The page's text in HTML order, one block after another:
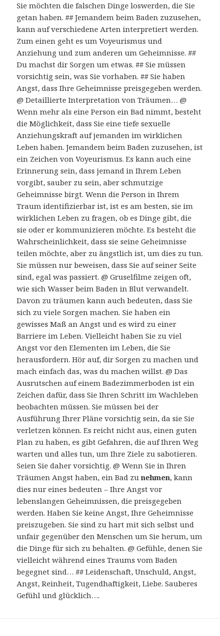
Sie möchten die falschen Dinge loswerden, die Sie
getan haben. ## Jemandem beim Baden zuzusehen,
kann auf verschiedene Arten interpretiert werden.
Zum einen geht es um Voyeurismus und
Anziehung und zum anderen um Geheimnisse. ##
Du machst dir Sorgen um etwas. ## Sie müssen
vorsichtig sein, was Sie vorhaben. ## Sie haben
Angst, dass Ihre Geheimnisse preisgegeben werden.
@ Detaillierte Interpretation von Träumen… @
Wenn mehr als eine Person ein Bad nimmt, besteht
die Möglichkeit, dass Sie eine tiefe sexuelle
Anziehungskraft auf jemanden im wirklichen
Leben haben. Jemandem beim Baden zuzusehen, ist
ein Zeichen von Voyeurismus. Es kann auch eine
Erinnerung sein, dass jemand in Ihrem Leben
vorgibt, sauber zu sein, aber schmutzige
Geheimnisse birgt. Wenn die Person in Ihrem
Traum identifizierbar ist, ist es am besten, sie im
wirklichen Leben zu fragen, ob es Dinge gibt, die
sie oder er kommunizieren möchte. Es besteht die
Wahrscheinlichkeit, dass sie seine Geheimnisse
teilen möchte, aber zu ängstlich ist, um dies zu tun.
Sie müssen nur beweisen, dass Sie auf seiner Seite
sind, egal was passiert. @ Gruselfilme zeigen oft,
wie sich Wasser beim Baden in Blut verwandelt.
Davon zu träumen kann auch bedeuten, dass Sie
sich zu viele Sorgen machen. Sie haben ein
gewisses Maß an Angst und es wird zu einer
Barriere im Leben. Vielleicht haben Sie zu viel
Angst vor den Elementen im Leben, die Sie
herausfordern. Hör auf, dir Sorgen zu machen und
mach einfach das, was du machen willst. @ Das
Ausrutschen auf einem Badezimmerboden ist ein
Zeichen dafür, dass Sie Ihren Schritt im Wachleben
beobachten müssen. Sie müssen bei der
Ausführung Ihrer Pläne vorsichtig sein, da sie Sie
verletzen können. Es reicht nicht aus, einen guten
Plan zu haben, es gibt Gefahren, die auf Ihren Weg
warten und alles tun, um Ihre Ziele zu sabotieren.
Seien Sie daher vorsichtig. @ Wenn Sie in Ihren
Träumen Angst haben, ein Bad zunehmen, kann
dies nur eines bedeuten – Ihre Angst vor
lebenslangen Geheimnissen, die preisgegeben
werden. Haben Sie keine Angst, Ihre Geheimnisse
preiszugeben. Sie sind zu hart mit sich selbst und
unfair gegenüber den Menschen um Sie herum, um
die Dinge für sich zu behalten. @ Gefühle, denen Sie
vielleicht während eines Traums vom Baden
begegnet sind… ## Leidenschaft, Unschuld, Angst,
Angst, Reinheit, Tugendhaftigkeit, Liebe. Sauberes
Gefühl und glücklich….